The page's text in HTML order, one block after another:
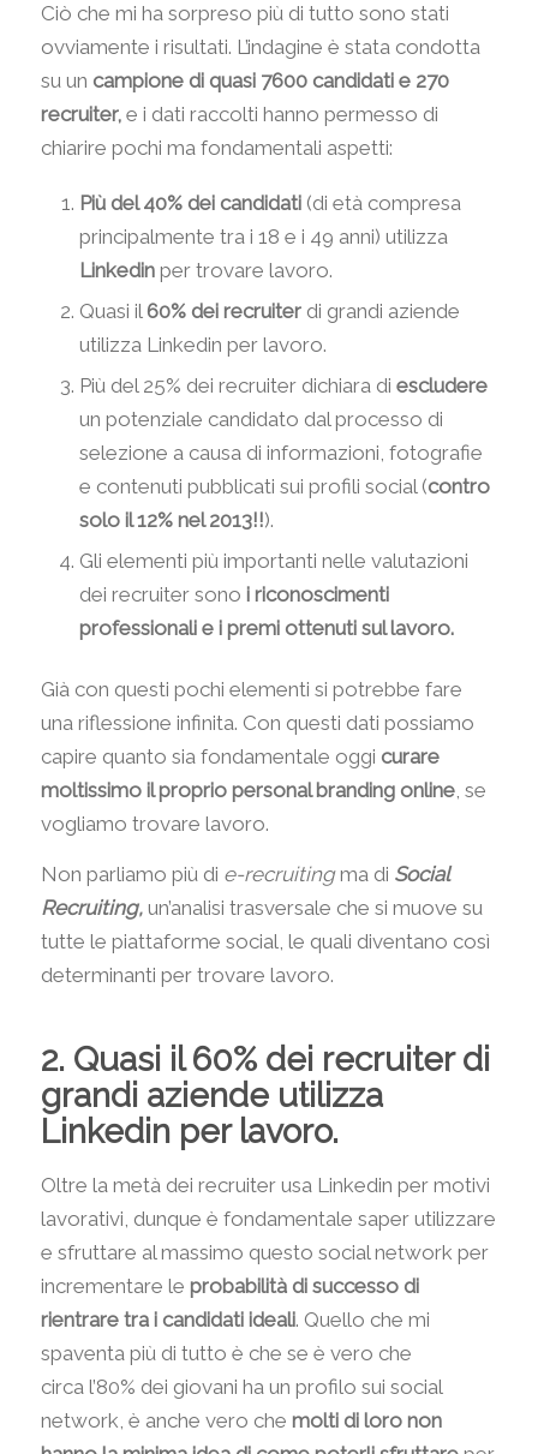
Ciò che mi ha sorpreso più di tutto sono stati
ovviamente i risultati. L’indagine è stata condotta
su un campione di quasi 7600 candidati e 270
recruiter,e i dati raccolti hanno permesso di
chiarire pochi ma fondamentali aspetti:
Più del 40% dei candidati(di età compresa
principalmente tra i 18 e i 49 anni) utilizza
Linkedinper trovare lavoro.
Quasi il 60% dei recruiterdi grandi aziende
utilizza Linkedin per lavoro.
Più del 25% dei recruiter dichiara di escludere
un potenziale candidato dal processo di
selezione a causa di informazioni, fotografie
e contenuti pubblicati sui profili social (contro
solo il 12% nel 2013!!).
Gli elementi più importanti nelle valutazioni
dei recruiter sono i riconoscimenti
professionali e i premi ottenuti sul lavoro.
Già con questi pochi elementi si potrebbe fare
una riflessione infinita. Con questi dati possiamo
capire quanto sia fondamentale oggi curare
moltissimo il proprio personal branding online, se
vogliamo trovare lavoro.
Non parliamo più di e-recruitingma di Social
Recruiting,un’analisi trasversale che si muove su
tutte le piattaforme social, le quali diventano così
determinanti per trovare lavoro.
2. Quasi il 60% dei recruiter di
grandi aziende utilizza
Linkedin per lavoro.
Oltre la metà dei recruiter usa Linkedin per motivi
lavorativi, dunque è fondamentale saper utilizzare
e sfruttare al massimo questo social network per
incrementare le probabilità di successo di
rientrare tra i candidati ideali. Quello che mi
spaventa più di tutto è che se è vero che
circa l’80% dei giovani ha un profilo sui social
network, è anche vero che molti di loro non